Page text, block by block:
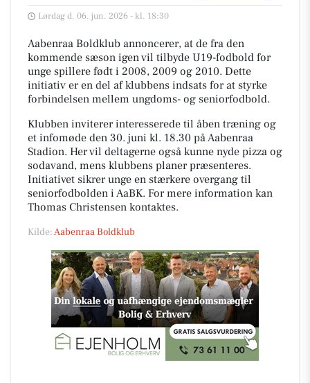
Lørdag d. 06. jun. 2026 - kl. 18:30
Aabenraa Boldklub annoncerer, at de fra den
kommende sæson igen vil tilbyde U19-fodbold for
unge spillere født i 2008, 2009 og 2010. Dette
initiativ er en del af klubbens indsats for at styrke
forbindelsen mellem ungdoms- og seniorfodbold.
Klubben inviterer interesserede til åben træning og
et infomøde den 30. juni kl. 18.30 på Aabenraa
Stadion. Her vil deltagerne også kunne nyde pizza og
sodavand, mens klubbens planer præsenteres.
Initiativet sikrer unge en stærkere overgang til
seniorfodbolden i AaBK. For mere information kan
Thomas Christensen kontaktes.
Kilde:Aabenraa Boldklub